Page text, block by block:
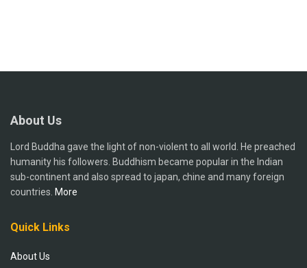
About Us
Lord Buddha gave the light of non-violent to all world. He preached
humanity his followers. Buddhism became popular in the Indian
sub-continent and also spread to japan, chine and many foreign
countries. More
Quick Links
About Us